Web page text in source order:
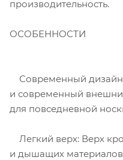
производительность.
ОСОБЕННОСТИ
Современный
и современный
для повседневной
Легкий верх: Верх
и дышащих